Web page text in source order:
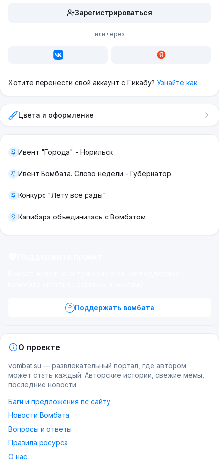
Зарегистрироваться
или через
Хотите перенести свой аккаунт с Пикабу? Узнайте как
Цвета и оформление
Ивент "Города" - Норильск
Ивент Вомбата. Слово недели - Губернатор
Конкурс "Лету все рады"
Капибара объединилась с Вомбатом
Поддержать вомбата
О проекте
vombat.su — развлекательный портал, где автором
может стать каждый. Авторские истории, свежие мемы,
последние новости
Баги и предложения по сайту
Новости Вомбата
Вопросы и ответы
Правила ресурса
О нас